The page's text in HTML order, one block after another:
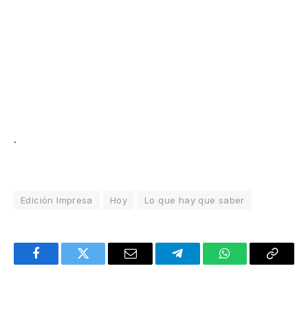
.
Edición Impresa Hoy Lo que hay que saber
FacebookTwitter Email TelegramWhatsAppCopy